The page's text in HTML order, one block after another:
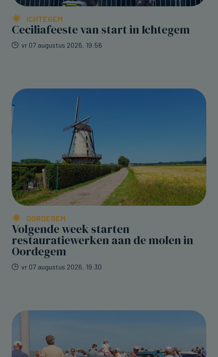
ICHTEGEM
Ceciliafeeste van start in Ichtegem
vr 07 augustus 2026, 19:56
OORDEGEM
Volgende week starten
restauratiewerken aan de molen in
Oordegem
vr 07 augustus 2026, 19:30